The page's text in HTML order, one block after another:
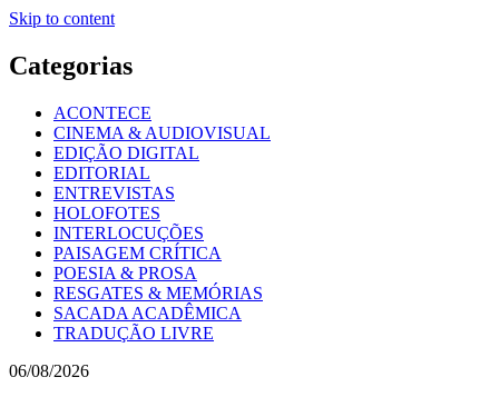
Skip to content
Categorias
ACONTECE
CINEMA & AUDIOVISUAL
EDIÇÃO DIGITAL
EDITORIAL
ENTREVISTAS
HOLOFOTES
INTERLOCUÇÕES
PAISAGEM CRÍTICA
POESIA & PROSA
RESGATES & MEMÓRIAS
SACADA ACADÊMICA
TRADUÇÃO LIVRE
06/08/2026